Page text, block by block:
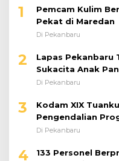
1
Pemcam Kulim
Pekat di Maredan
Di Pekanbaru
2
Lapas Pekanbaru
Sukacita Anak
Bantuan Sosial
Di Pekanbaru
3
Kodam XIX
Pengendalian
Doktrin TNI AD
Di Pekanbaru
4
133 Personel